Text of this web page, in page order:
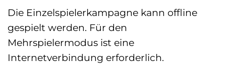
Die Einzelspielerkampagne kann offline
gespielt werden. Für den
Mehrspielermodus ist eine
Internetverbindung erforderlich.